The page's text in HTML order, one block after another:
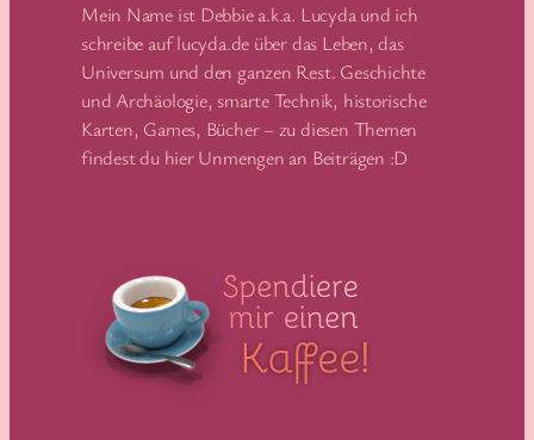
Mein Name ist Debbie a.k.a. Lucyda und ich
schreibe auf lucyda.de über das Leben, das
Universum und den ganzen Rest. Geschichte
und Archäologie, smarte Technik, historische
Karten, Games, Bücher – zu diesen Themen
findest du hier Unmengen an Beiträgen :D